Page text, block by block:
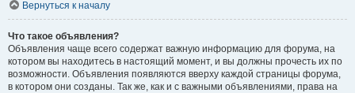
Вернуться к началу
Что такое объявления?
Объявления чаще всего содержат важную информацию для форума, на
котором вы находитесь в настоящий момент, и вы должны прочесть их по
возможности. Объявления появляются вверху каждой страницы форума,
в котором они созданы. Так же, как и с важными объявлениями, права на